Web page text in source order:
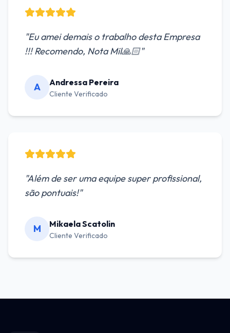
"Eu amei demais o trabalho desta Empresa
!!! Recomendo, Nota Mil🙏🏻"
A Andressa Pereira
Cliente Verificado
"Além de ser uma equipe super profissional,
são pontuais!"
M Mikaela Scatolin
Cliente Verificado